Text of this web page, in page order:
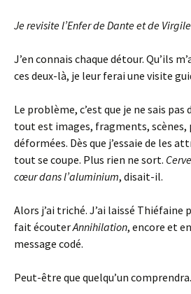
Je revisite l’Enfer de Dante et de
J’en connais chaque détour. Qu’ils
ces deux-là, je leur ferai une visite
Le problème, c’est que je ne sais pas
tout est images, fragments,
déformées. Dès que j’essaie de les
tout se coupe. Plus rien ne sort.
cœur dans l’aluminium, disait-il.
Alors j’ai triché. J’ai laissé Thiéfaine
fait écouterAnnihilation, encore et
message codé.
Peut-être que quelqu’un comprendra.